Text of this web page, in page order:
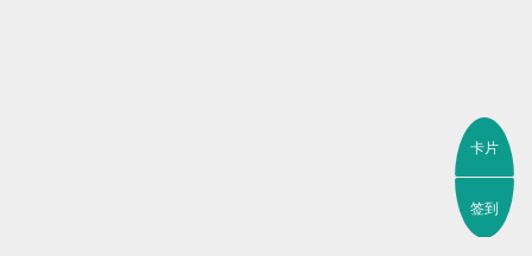
卡片
签到